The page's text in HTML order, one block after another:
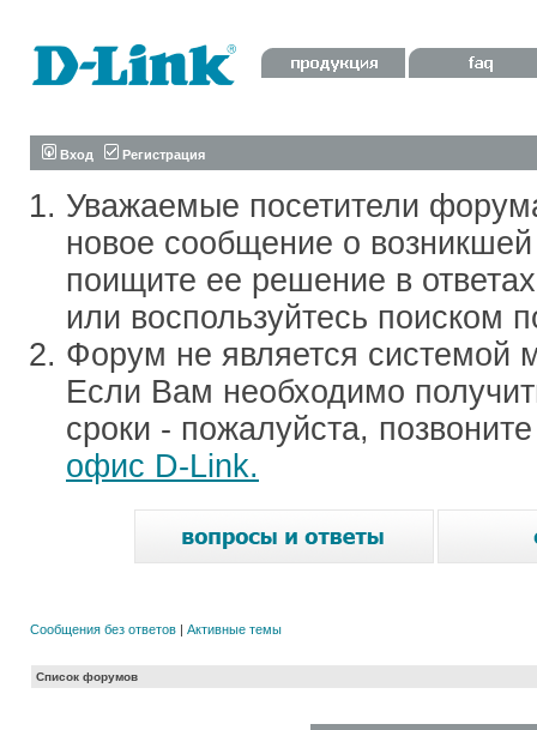
Вход Регистрация
Уважаемые посетители
новое сообщение о
поищите ее решение в
или воспользуйтесь поиском
Форум не является системой
Если Вам необходимо
сроки - пожалуйста,
офис D-Link.
Сообщения без ответов | Активные темы
Список форумов